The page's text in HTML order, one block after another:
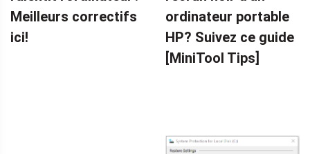
Meilleurs correctifs
ici!
ordinateur portable
HP? Suivez ce guide
[MiniTool Tips]